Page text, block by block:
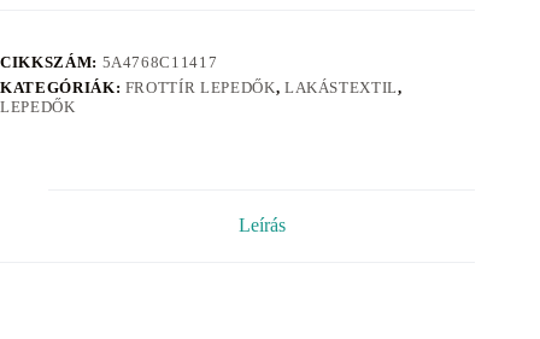
CIKKSZÁM: 5A4768C11417
KATEGÓRIÁK: FROTTÍR LEPEDŐK, LAKÁSTEXTIL,
LEPEDŐK
Leírás